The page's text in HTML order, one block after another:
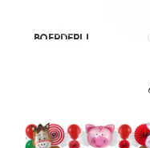
BOERDERIJ